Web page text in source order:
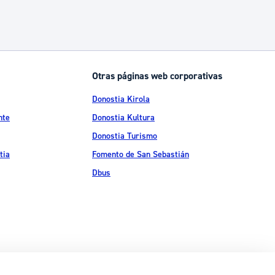
Otras páginas web corporativas
Donostia Kirola
Donostia Kultura
Donostia Turismo
Fomento de San Sebastián
Dbus